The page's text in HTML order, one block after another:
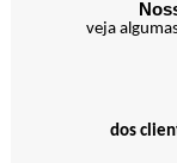
veja
dos